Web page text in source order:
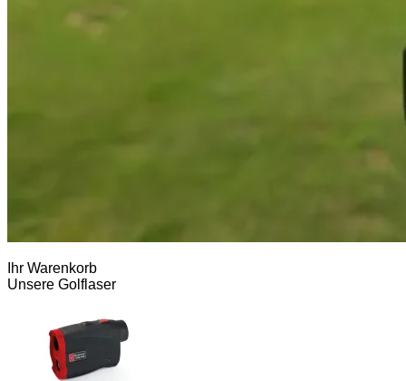
Ihr Warenkorb
Unsere Golflaser